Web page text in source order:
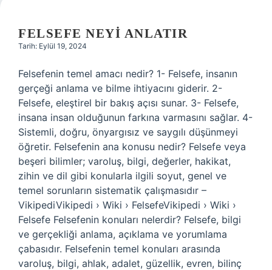
FELSEFE NEYI ANLATIR
Tarih: Eylül 19, 2024
Felsefenin temel amacı nedir? 1- Felsefe, insanın
gerçeği anlama ve bilme ihtiyacını giderir. 2-
Felsefe, eleştirel bir bakış açısı sunar. 3- Felsefe,
insana insan olduğunun farkına varmasını sağlar. 4-
Sistemli, doğru, önyargısız ve saygılı düşünmeyi
öğretir. Felsefenin ana konusu nedir? Felsefe veya
beşeri bilimler; varoluş, bilgi, değerler, hakikat,
zihin ve dil gibi konularla ilgili soyut, genel ve
temel sorunların sistematik çalışmasıdır –
VikipediVikipedi › Wiki › FelsefeVikipedi › Wiki ›
Felsefe Felsefenin konuları nelerdir? Felsefe, bilgi
ve gerçekliği anlama, açıklama ve yorumlama
çabasıdır. Felsefenin temel konuları arasında
varoluş, bilgi, ahlak, adalet, güzellik, evren, bilinç